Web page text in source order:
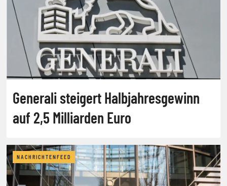
Generali steigert Halbjahresgewinn
auf 2,5 Milliarden Euro
NACHRICHTENFEED